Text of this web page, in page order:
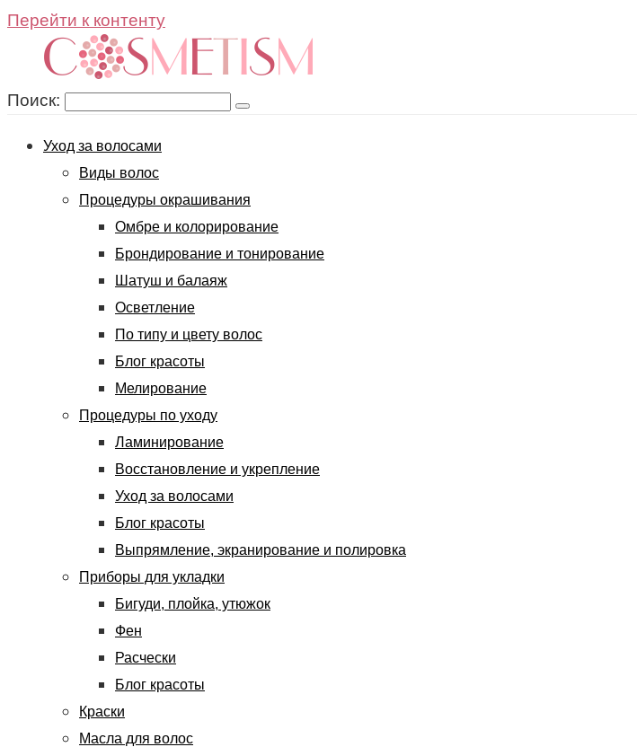
Перейти к контенту
Поиск:
Уход за волосами
Виды волос
Процедуры окрашивания
Омбре и колорирование
Брондирование и тонирование
Шатуш и балаяж
Осветление
По типу и цвету волос
Блог красоты
Мелирование
Процедуры по уходу
Ламинирование
Восстановление и укрепление
Уход за волосами
Блог красоты
Выпрямление, экранирование и полировка
Приборы для укладки
Бигуди, плойка, утюжок
Фен
Расчески
Блог красоты
Краски
Масла для волос